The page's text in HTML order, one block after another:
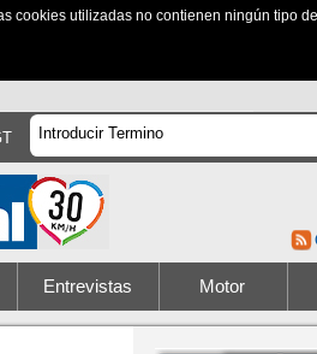
cookies utilizadas no contienen ningún tipo
Entrevistas Motor